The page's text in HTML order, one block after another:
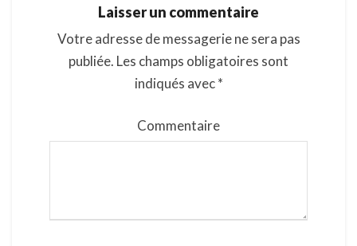
Laisser un commentaire
Votre adresse de messagerie ne sera pas
publiée. Les champs obligatoires sont
indiqués avec*
Commentaire